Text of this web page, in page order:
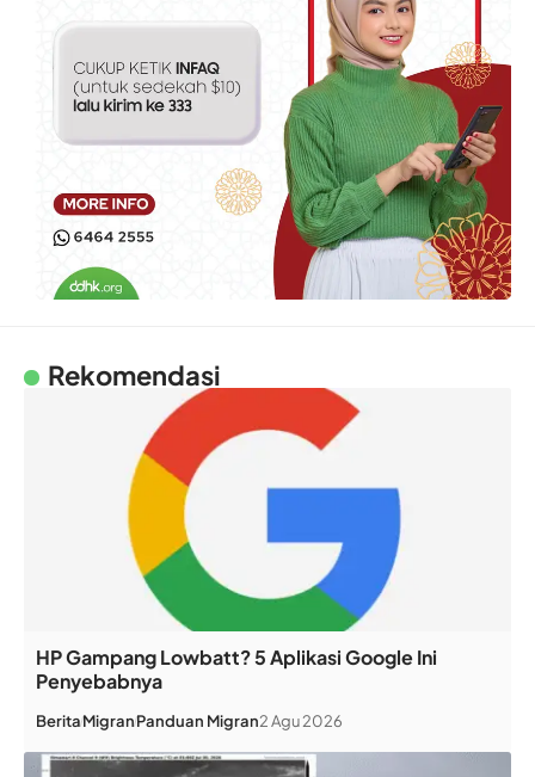
Rekomendasi
HP Gampang Lowbatt? 5 Aplikasi Google Ini
Penyebabnya
BeritaMigranPanduan Migran2 Agu 2026